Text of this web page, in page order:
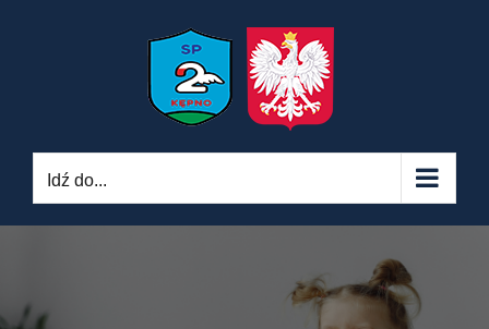
Idź do...